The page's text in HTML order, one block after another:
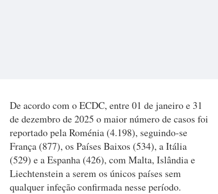
De acordo com o ECDC, entre 01 de janeiro e 31
de dezembro de 2025 o maior número de casos foi
reportado pela Roménia (4.198), seguindo-se
França (877), os Países Baixos (534), a Itália
(529) e a Espanha (426), com Malta, Islândia e
Liechtenstein a serem os únicos países sem
qualquer infeção confirmada nesse período.